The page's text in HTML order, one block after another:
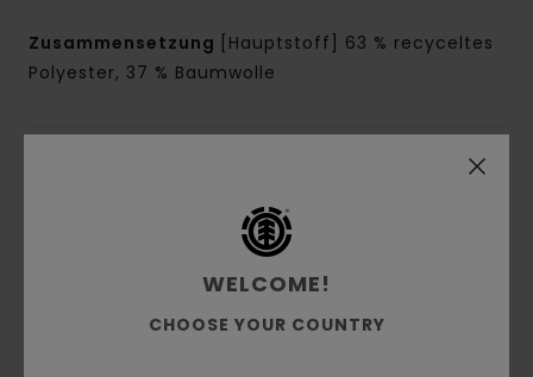
Zusammensetzung
[Hauptstoff] 63 % recyceltes
Polyester, 37 % Baumwolle
WELCOME!
CHOOSE YOUR COUNTRY